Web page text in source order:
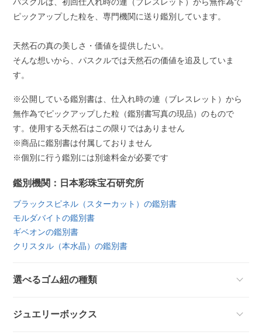
ピックアップした粒を、専門機関に送り鑑別しています。
天然石の真の美しさ・価値を提供したい。
そんな想いから、パスクルでは天然石の価値を追及していま
す。
※公開している鑑別書は、仕入れ時の連（ブレスレット）から
無作為でピックアップした粒（鑑別書写真の現品）のもので
す。使用する天然石はこの限りではありません
※商品に鑑別書は付属しておりません
※個別に行う鑑別には別途料金が必要です
鑑別機関：日本彩珠宝石研究所
ブラックスピネル（スターカット）の鑑別書
モルダバイトの鑑別書
ギベオンの鑑別書
クリスタル（本水晶）の鑑別書
選べるゴム紐の種類
ジュエリーボックス